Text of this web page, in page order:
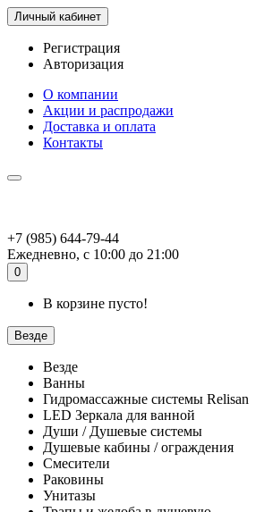
Личный кабинет
Регистрация
Авторизация
О компании
Акции и распродажи
Доставка и оплата
Контакты
+7 (985) 644-79-44
Ежедневно, с 10:00 до 21:00
0
В корзине пусто!
Везде
Везде
Ванны
Гидромассажные системы Relisan
LED Зеркала для ванной
Души / Душевые системы
Душевые кабины / ограждения
Смесители
Раковины
Унитазы